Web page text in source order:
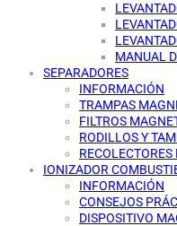
MANUAL
SEPARADORES
INFORMACIÓN
TRAMPAS
FILTROS
RODILLOS Y
IONIZADOR
INFORMACIÓN
CONSEJOS
DISPOSITIVO